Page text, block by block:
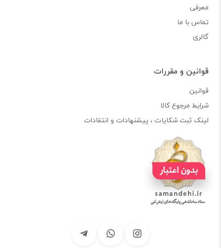
معرفی
تماس با ما
گالری
قوانین و مقررات
قوانین
شرایط مرجوع کالا
لینک ثبت شکایات ، پیشنهادات و انتقادات